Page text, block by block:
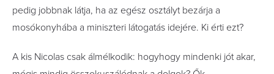
pedig jobbnak látja, ha az egész osztályt bezárja a
mosókonyhába a miniszteri látogatás idejére. Ki érti ezt?
A kis Nicolas csak álmélkodik: hogyhogy mindenki jót akar,